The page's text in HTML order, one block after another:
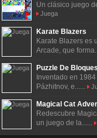
Un clásico juego
Juega
Karate Blazers
Karate Blazers es
Arcade, que
Puzzle De Bloques
Inventado en
Pázhitnov, e......
Magical Cat
Redescubre
un juego de la......